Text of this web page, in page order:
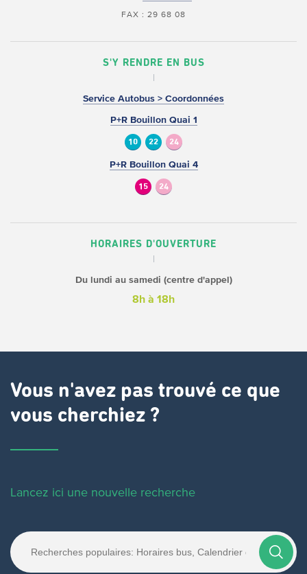
FAX : 29 68 08
S'Y RENDRE EN BUS
Service Autobus > Coordonnées
P+R Bouillon Quai 1
10 22 24
P+R Bouillon Quai 4
15 24
HORAIRES D'OUVERTURE
Du lundi au samedi (centre d'appel)
8h à 18h
Vous n'avez pas trouvé ce que
vous cherchiez ?
Lancez ici une nouvelle recherche